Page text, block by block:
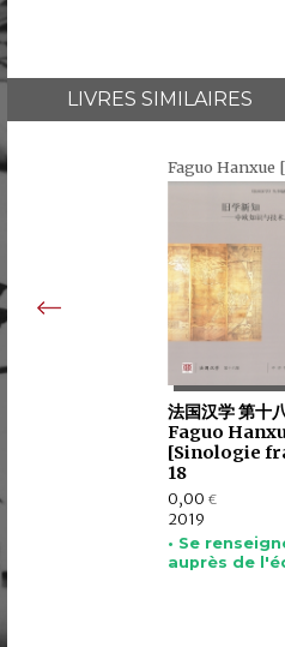
LIVRES SIMILAIRES
法国汉学 第十
Faguo
[Sinologie
18
0,00 €
2019
• Se
auprès de